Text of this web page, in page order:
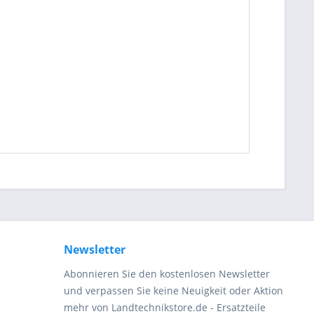
Newsletter
Abonnieren Sie den kostenlosen Newsletter
und verpassen Sie keine Neuigkeit oder Aktion
mehr von Landtechnikstore.de - Ersatzteile